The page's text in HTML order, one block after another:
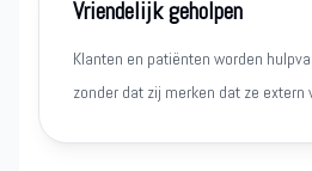
Vriendelijk geholpen
Klanten en patiënten worden
zonder dat zij merken dat ze extern